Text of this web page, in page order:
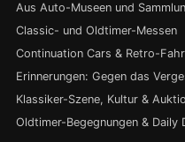
Aus Auto-Museen und
Classic- und Oldtimer-Messen
Continuation Cars & Retro-
Erinnerungen: Gegen das
Klassiker-Szene, Kultur &
Oldtimer-Begegnungen & Daily